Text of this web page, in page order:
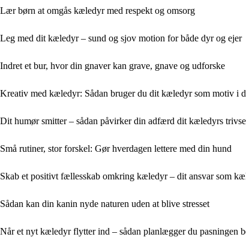
Lær børn at omgås kæledyr med respekt og omsorg
Leg med dit kæledyr – sund og sjov motion for både dyr og ejer
Indret et bur, hvor din gnaver kan grave, gnave og udforske
Kreativ med kæledyr: Sådan bruger du dit kæledyr som motiv i
Dit humør smitter – sådan påvirker din adfærd dit kæledyrs
Små rutiner, stor forskel: Gør hverdagen lettere med din hund
Skab et positivt fællesskab omkring kæledyr – dit ansvar som
Sådan kan din kanin nyde naturen uden at blive stresset
Når et nyt kæledyr flytter ind – sådan planlægger du pasningen